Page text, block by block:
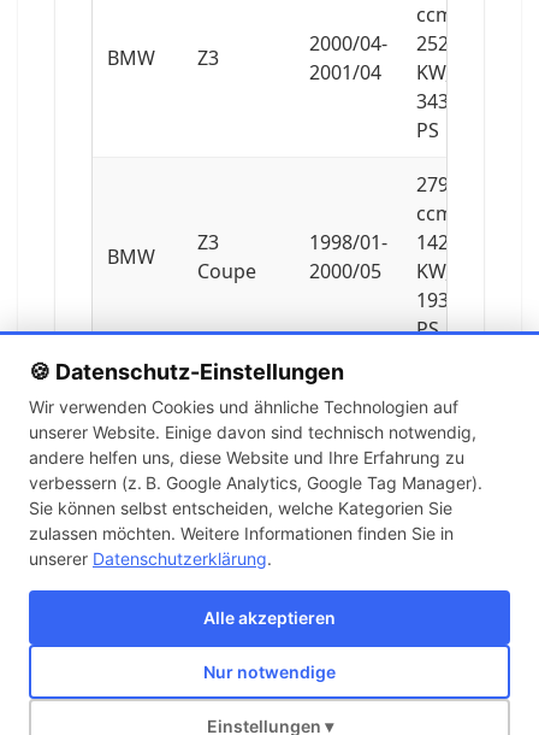
🍪 Datenschutz-Einstellungen
Wir verwenden Cookies und ähnliche Technologien auf
unserer Website. Einige davon sind technisch notwendig,
andere helfen uns, diese Website und Ihre Erfahrung zu
verbessern (z. B. Google Analytics, Google Tag Manager).
Sie können selbst entscheiden, welche Kategorien Sie
zulassen möchten. Weitere Informationen finden Sie in
unserer Datenschutzerklärung.
Alle akzeptieren
Nur notwendige
Einstellungen ▾
BMW Z3
2000/04-
2001/04
ccm,
252
KW,
343
PS
BMW
Z3
Coupe
1998/01-
2000/05
2793
ccm,
142
KW,
193
PS
BMW
Z3
Coupe
2000/06-
2003/06
ccm,
170
KW,
231
PS
BMW
Coupe
2003/06
343
Über unsKontaktVersandImpressumAGBWiderruf